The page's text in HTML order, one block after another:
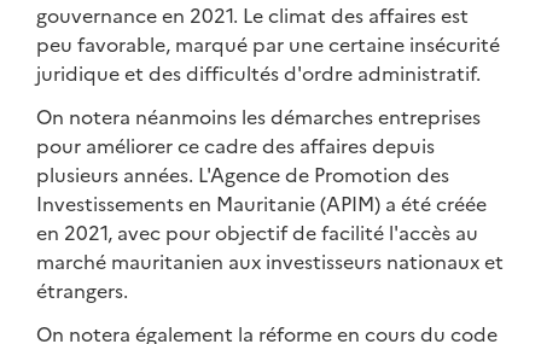
gouvernance en 2021. Le climat des affaires est
peu favorable, marqué par une certaine insécurité
juridique et des difficultés d'ordre administratif.
On notera néanmoins les démarches entreprises
pour améliorer ce cadre des affaires depuis
plusieurs années. L'Agence de Promotion des
Investissements en Mauritanie (APIM) a été créée
en 2021, avec pour objectif de facilité l'accès au
marché mauritanien aux investisseurs nationaux et
étrangers.
On notera également la réforme en cours du code